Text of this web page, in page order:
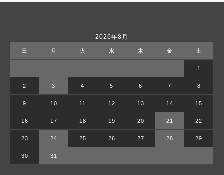
2026年8月
日 月 火 水 木 金 土
1
2 3 4 5 6 7 8
9 10 11 12 13 14 15
16 17 18 19 20 21 22
23 24 25 26 27 28 29
30 31